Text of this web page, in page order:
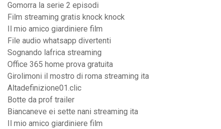
Gomorra la serie 2 episodi
Film streaming gratis knock knock
Il mio amico giardiniere film
File audio whatsapp divertenti
Sognando lafrica streaming
Office 365 home prova gratuita
Girolimoni il mostro di roma streaming ita
Altadefinizione01.clic
Botte da prof trailer
Biancaneve ei sette nani streaming ita
Il mio amico giardiniere film